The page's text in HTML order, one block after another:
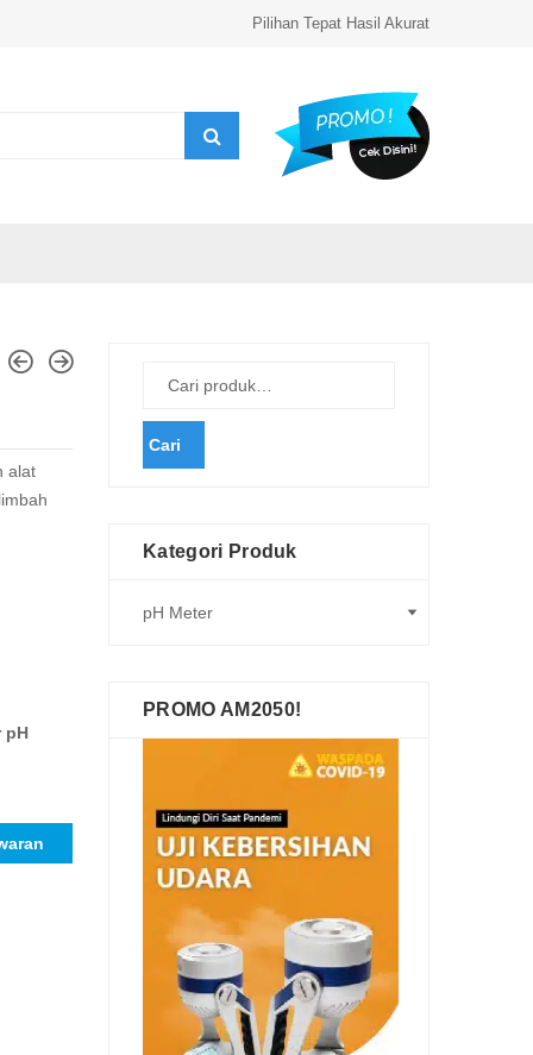
Pilihan Tepat Hasil Akurat
alat
pH
Cari
Kategori Produk
PROMO AM2050!